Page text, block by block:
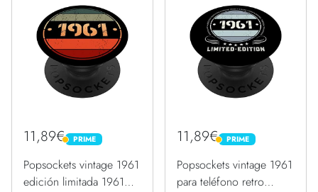
11,89€ PRIME
PRIME
Popsockets vintage 1961
edición limitada 1961
11,89€ PRIME
PRIME
Popsockets vintage 1961
para teléfono retro